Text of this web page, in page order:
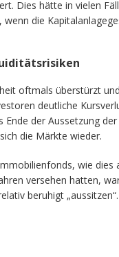
Dies hätte in vielen
die
oftmals überstürzt
deutliche
der Aussetzung
die Märkte wieder.
wie
versehen hatten,
beruhigt „aussitzen“.